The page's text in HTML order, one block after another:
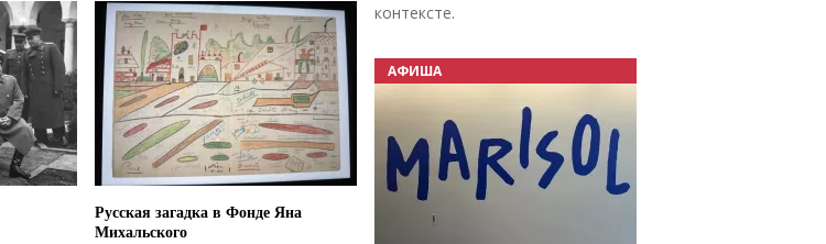
Русская загадка в Фонде Яна
Михальского
контексте.
АФИША